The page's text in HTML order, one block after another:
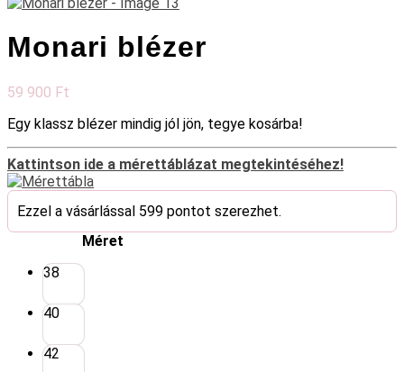
Monari blézer
59 900 Ft
Egy klassz blézer mindig jól jön, tegye kosárba!
Kattintson ide a mérettáblázat megtekintéséhez!
Ezzel a vásárlással 599 pontot szerezhet.
Méret
38
40
42